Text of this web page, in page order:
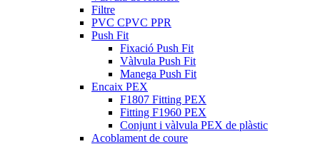
Filtre
PVC CPVC PPR
Push Fit
Fixació Push Fit
Vàlvula Push Fit
Manega Push Fit
Encaix PEX
F1807 Fitting PEX
Fitting F1960 PEX
Conjunt i vàlvula PEX de plàstic
Acoblament de coure